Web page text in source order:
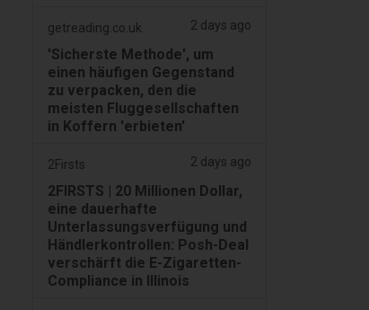
getreading.co.uk 2 days ago
'Sicherste Methode', um
einen häufigen Gegenstand
zu verpacken, den die
meisten Fluggesellschaften
in Koffern 'erbieten'
2Firsts 2 days ago
2FIRSTS | 20 Millionen Dollar,
eine dauerhafte
Unterlassungsverfügung und
Händlerkontrollen: Posh-Deal
verschärft die E-Zigaretten-
Compliance in Illinois